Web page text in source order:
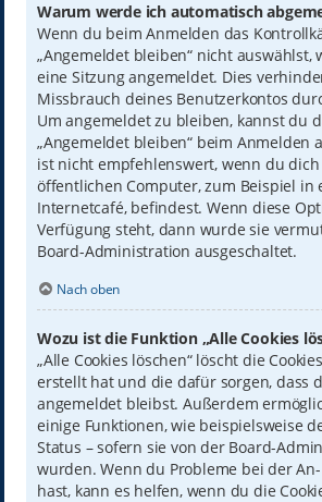
Warum werde ich automatisch
Wenn du beim Anmelden das
„Angemeldet bleiben“ nicht
eine Sitzung angemeldet. Dies
Missbrauch deines Benutzerkontos
Um angemeldet zu bleiben, kannst du
„Angemeldet bleiben“ beim Anmelden
ist nicht empfehlenswert, wenn du
öffentlichen Computer, zum Beispiel in
Internetcafé, befindest. Wenn diese
Verfügung steht, dann wurde sie
Board-Administration ausgeschaltet.
Nach oben
Wozu ist die Funktion „Alle Cookies
„Alle Cookies löschen“ löscht die
erstellt hat und die dafür sorgen, dass
angemeldet bleibst. Außerdem
einige Funktionen, wie beispielsweise
Status – sofern sie von der Board-
wurden. Wenn du Probleme bei der
hast, kann es helfen, wenn du die